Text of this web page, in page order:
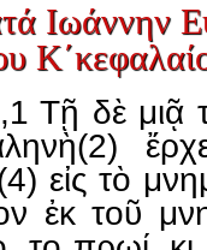
Ιωάννην
Τῇ δὲ μιᾷ
εἰς τὸ
ἐκ τοῦ